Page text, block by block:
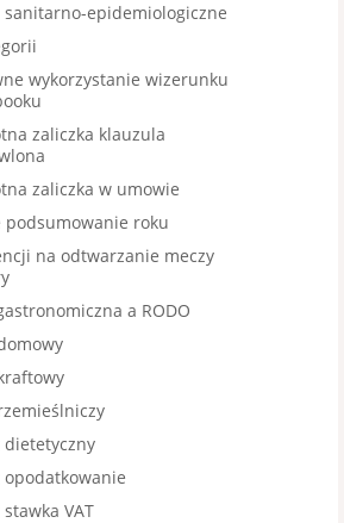
sanitarno-epidemiologiczne
wykorzystanie wizerunku
zaliczka klauzula
zaliczka w umowie
podsumowanie roku
na odtwarzanie meczy
a RODO
VAT